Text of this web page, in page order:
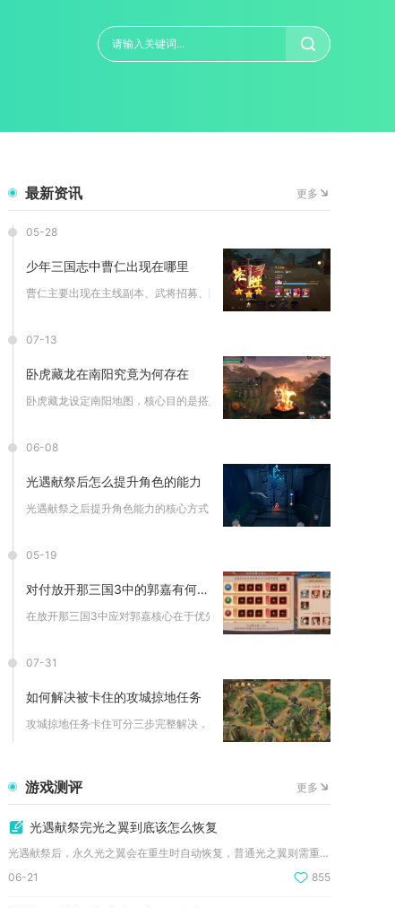
最新资讯 更多
05-28
少年三国志中曹仁出现在哪里
曹仁主要出现在主线副本、武将招募、限时活动、军团商店及部分P...
07-13
卧虎藏龙在南阳究竟为何存在
卧虎藏龙设定南阳地图，核心目的是搭建中期过渡资源枢纽与阵营对...
06-08
光遇献祭后怎么提升角色的能力
光遇献祭之后提升角色能力的核心方式，是利用献祭结算获得的升华...
05-19
对付放开那三国3中的郭嘉有何技巧
在放开那三国3中应对郭嘉核心在于优先破除其治疗与控制联动体系...
07-31
如何解决被卡住的攻城掠地任务
攻城掠地任务卡住可分三步完整解决，先排查硬性前置条件，再调整...
游戏测评 更多
光遇献祭完光之翼到底该怎么恢复
光遇献祭后，永久光之翼会在重生时自动恢复，普通光之翼则需重返...
06-21
855